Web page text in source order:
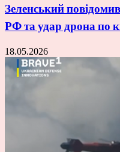
Зеленський
РФ та удар дрона по
18.05.2026